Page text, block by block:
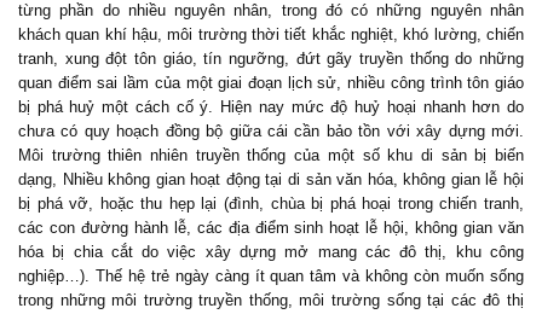
từng phần do nhiều nguyên nhân, trong đó có những nguyên nhân
khách quan khí hậu, môi trường thời tiết khắc nghiệt, khó lường, chiến
tranh, xung đột tôn giáo, tín ngưỡng, đứt gãy truyền thống do những
quan điểm sai lầm của một giai đoạn lịch sử, nhiều công trình tôn giáo
bị phá huỷ một cách cố ý. Hiện nay mức độ huỷ hoại nhanh hơn do
chưa có quy hoạch đồng bộ giữa cái cần bảo tồn với xây dựng mới.
Môi trường thiên nhiên truyền thống của một số khu di sản bị biến
dạng, Nhiều không gian hoạt động tại di sản văn hóa, không gian lễ hội
bị phá vỡ, hoặc thu hẹp lại (đình, chùa bị phá hoại trong chiến tranh,
các con đường hành lễ, các địa điểm sinh hoạt lễ hội, không gian văn
hóa bị chia cắt do việc xây dựng mở mang các đô thị, khu công
nghiệp…). Thế hệ trẻ ngày càng ít quan tâm và không còn muốn sống
trong những môi trường truyền thống, môi trường sống tại các đô thị